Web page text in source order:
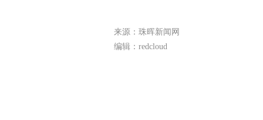
来源：珠晖新闻网
编辑：redcloud